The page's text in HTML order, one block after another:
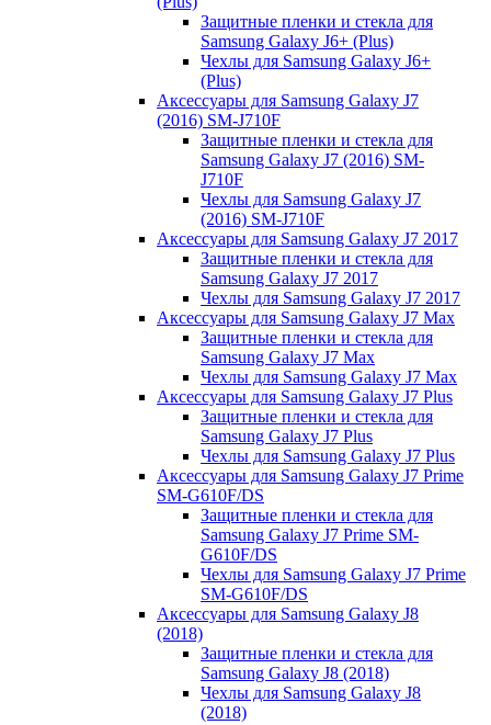
Защитные пленки и стекла для
Samsung Galaxy J6+ (Plus)
Чехлы для Samsung Galaxy J6+
(Plus)
Аксессуары для Samsung Galaxy J7
(2016) SM-J710F
Защитные пленки и стекла для
Samsung Galaxy J7 (2016) SM-
J710F
Чехлы для Samsung Galaxy J7
(2016) SM-J710F
Аксессуары для Samsung Galaxy J7 2017
Защитные пленки и стекла для
Samsung Galaxy J7 2017
Чехлы для Samsung Galaxy J7 2017
Аксессуары для Samsung Galaxy J7 Max
Защитные пленки и стекла для
Samsung Galaxy J7 Max
Чехлы для Samsung Galaxy J7 Max
Аксессуары для Samsung Galaxy J7 Plus
Защитные пленки и стекла для
Samsung Galaxy J7 Plus
Чехлы для Samsung Galaxy J7 Plus
Аксессуары для Samsung Galaxy J7 Prime
SM-G610F/DS
Защитные пленки и стекла для
Samsung Galaxy J7 Prime SM-
G610F/DS
Чехлы для Samsung Galaxy J7 Prime
SM-G610F/DS
Аксессуары для Samsung Galaxy J8
(2018)
Защитные пленки и стекла для
Samsung Galaxy J8 (2018)
Чехлы для Samsung Galaxy J8
(2018)